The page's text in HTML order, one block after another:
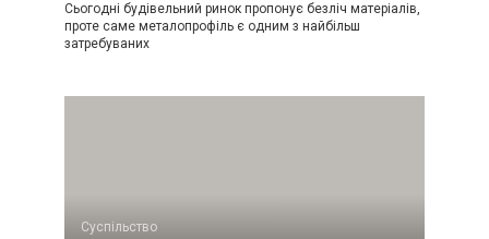
Сьогодні будівельний ринок пропонує безліч матеріалів,
проте саме металопрофіль є одним з найбільш
затребуваних
Суспільство